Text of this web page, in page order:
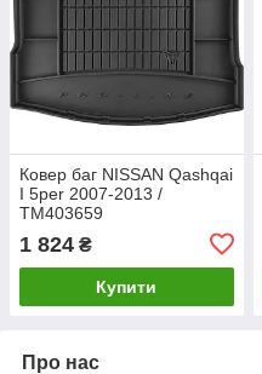
Ковер баг NISSAN Qashqai
I 5per 2007-2013 /
TM403659
1 824 ₴
Купити
Про нас